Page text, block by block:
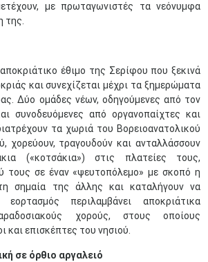
με πρωταγωνιστές τα νεόνυμφα
της.
έθιμο της Σερίφου που ξεκινά
και συνεχίζεται μέχρι τα ξημερώματα
Δύο ομάδες νέων, οδηγούμενες από τον
συνοδευόμενες από οργανοπαίχτες και
τα χωριά του Βορειοανατολικού
χορεύουν, τραγουδούν και ανταλλάσσουν
(«κοτσάκια») στις πλατείες τους,
τους σε έναν «ψευτοπόλεμο» με σκοπό η
σημαία της άλλης και καταλήγουν να
περιλαμβάνει αποκριάτικα
χορούς, στους οποίους
και επισκέπτες του νησιού.
σε όρθιο αργαλειό